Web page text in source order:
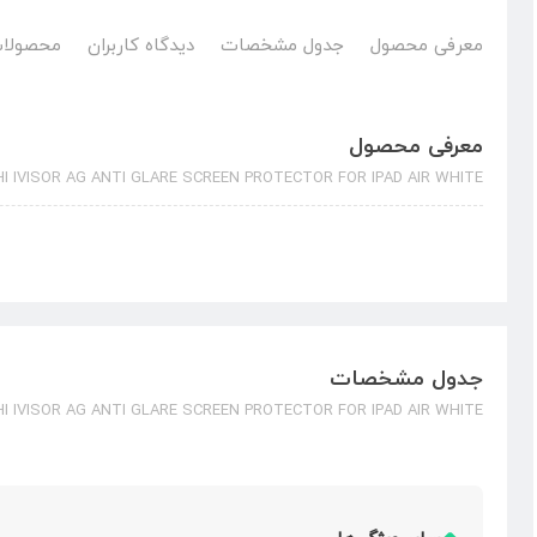
معرفی محصول جدول مشخصات دیدگاه کاربران
معرفی محصول
IVISOR AG ANTI GLARE SCREEN PROTECTOR FOR IPAD AIR WHITE
جدول مشخصات
IVISOR AG ANTI GLARE SCREEN PROTECTOR FOR IPAD AIR WHITE